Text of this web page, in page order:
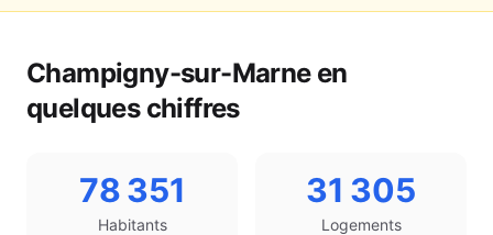
Champigny-sur-Marneen
quelques chiffres
78 351
Habitants
31 305
Logements